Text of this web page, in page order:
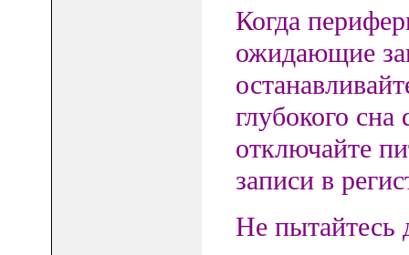
Когда
ожидающие
глубокого
отключайте
записи в
Не пытайтесь